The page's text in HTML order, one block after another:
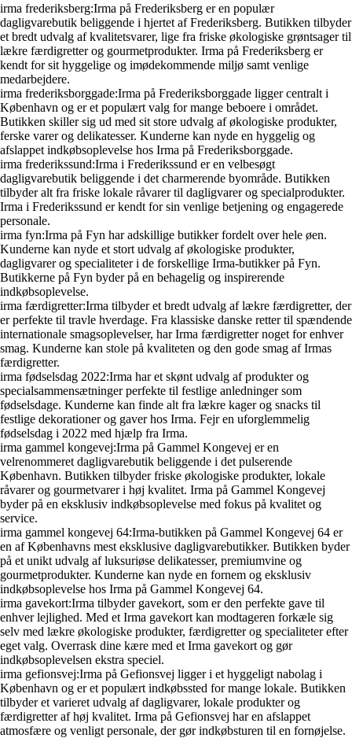
irma frederiksberg:Irma på Frederiksberg er en populær
dagligvarebutik beliggende i hjertet af Frederiksberg. Butikken tilbyder
et bredt udvalg af kvalitetsvarer, lige fra friske økologiske grøntsager til
lækre færdigretter og gourmetprodukter. Irma på Frederiksberg er
kendt for sit hyggelige og imødekommende miljø samt venlige
medarbejdere.
irma frederiksborggade:Irma på Frederiksborggade ligger centralt i
København og er et populært valg for mange beboere i området.
Butikken skiller sig ud med sit store udvalg af økologiske produkter,
ferske varer og delikatesser. Kunderne kan nyde en hyggelig og
afslappet indkøbsoplevelse hos Irma på Frederiksborggade.
irma frederikssund:Irma i Frederikssund er en velbesøgt
dagligvarebutik beliggende i det charmerende byområde. Butikken
tilbyder alt fra friske lokale råvarer til dagligvarer og specialprodukter.
Irma i Frederikssund er kendt for sin venlige betjening og engagerede
personale.
irma fyn:Irma på Fyn har adskillige butikker fordelt over hele øen.
Kunderne kan nyde et stort udvalg af økologiske produkter,
dagligvarer og specialiteter i de forskellige Irma-butikker på Fyn.
Butikkerne på Fyn byder på en behagelig og inspirerende
indkøbsoplevelse.
irma færdigretter:Irma tilbyder et bredt udvalg af lækre færdigretter, der
er perfekte til travle hverdage. Fra klassiske danske retter til spændende
internationale smagsoplevelser, har Irma færdigretter noget for enhver
smag. Kunderne kan stole på kvaliteten og den gode smag af Irmas
færdigretter.
irma fødselsdag 2022:Irma har et skønt udvalg af produkter og
specialsammensætninger perfekte til festlige anledninger som
fødselsdage. Kunderne kan finde alt fra lækre kager og snacks til
festlige dekorationer og gaver hos Irma. Fejr en uforglemmelig
fødselsdag i 2022 med hjælp fra Irma.
irma gammel kongevej:Irma på Gammel Kongevej er en
velrenommeret dagligvarebutik beliggende i det pulserende
København. Butikken tilbyder friske økologiske produkter, lokale
råvarer og gourmetvarer i høj kvalitet. Irma på Gammel Kongevej
byder på en eksklusiv indkøbsoplevelse med fokus på kvalitet og
service.
irma gammel kongevej 64:Irma-butikken på Gammel Kongevej 64 er
en af Københavns mest eksklusive dagligvarebutikker. Butikken byder
på et unikt udvalg af luksuriøse delikatesser, premiumvine og
gourmetprodukter. Kunderne kan nyde en fornem og eksklusiv
indkøbsoplevelse hos Irma på Gammel Kongevej 64.
irma gavekort:Irma tilbyder gavekort, som er den perfekte gave til
enhver lejlighed. Med et Irma gavekort kan modtageren forkæle sig
selv med lækre økologiske produkter, færdigretter og specialiteter efter
eget valg. Overrask dine kære med et Irma gavekort og gør
indkøbsoplevelsen ekstra speciel.
irma gefionsvej:Irma på Gefionsvej ligger i et hyggeligt nabolag i
København og er et populært indkøbssted for mange lokale. Butikken
tilbyder et varieret udvalg af dagligvarer, lokale produkter og
færdigretter af høj kvalitet. Irma på Gefionsvej har en afslappet
atmosfære og venligt personale, der gør indkøbsturen til en fornøjelse.